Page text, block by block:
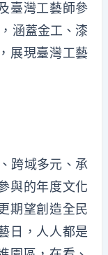
臺灣工藝師參
涵蓋金工、漆
展現臺灣工藝
跨域多元、承
與的年度文化
期望創造全民
日，人人都是